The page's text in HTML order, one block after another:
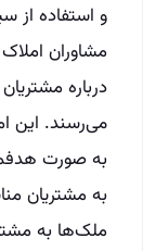
و استفاده
مشاوران
درباره
می‌رسند. این
به صورت
به مشتریان
ملک‌ها به